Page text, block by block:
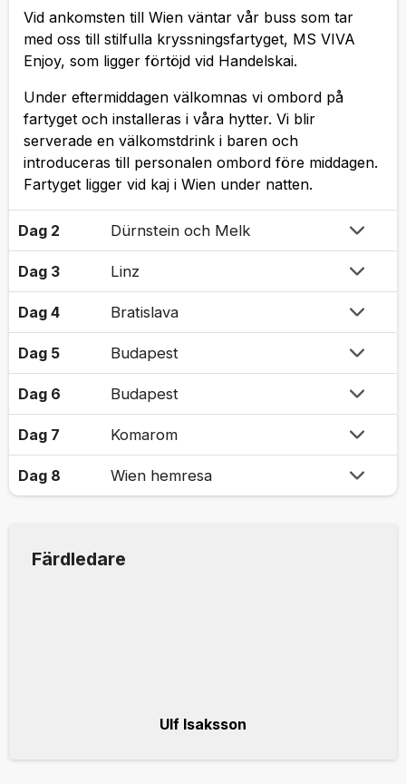
Vid ankomsten till Wien väntar vår buss som tar
med oss till stilfulla kryssningsfartyget, MS VIVA
Enjoy, som ligger förtöjd vid Handelskai.
Under eftermiddagen välkomnas vi ombord på
fartyget och installeras i våra hytter. Vi blir
serverade en välkomstdrink i baren och
introduceras till personalen ombord före middagen.
Fartyget ligger vid kaj i Wien under natten.
Dag 2 Dürnstein och Melk
Dag 3 Linz
Dag 4 Bratislava
Dag 5 Budapest
Dag 6 Budapest
Dag 7 Komarom
Dag 8 Wien hemresa
Färdledare
Ulf Isaksson